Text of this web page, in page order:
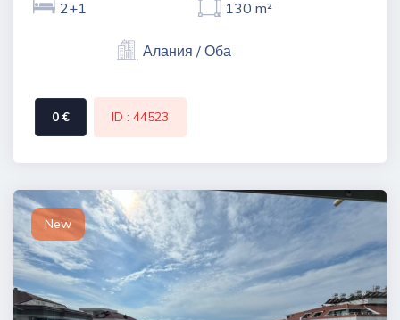
2+1 130 m²
Алания / Оба
0 € ID : 44523
New